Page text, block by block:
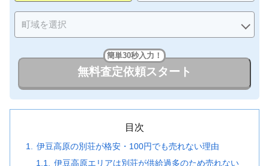
簡単30秒入力！
無料査定依頼スタート
目次
伊豆高原の別荘が格安・100円でも売れない理由
伊豆高原エリアは別荘が供給過多のため売れない